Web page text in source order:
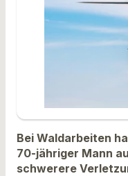
Bei Waldarbeiten
70-jähriger Mann
schwerere